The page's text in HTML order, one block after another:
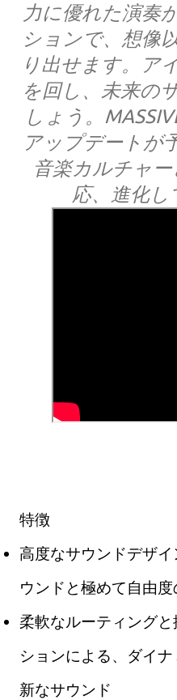
力に優れた演奏
ションで、想像
り出せます。ア
を回し、未来の
しょう。
アップデートが
音楽カルチャ
応、進化し
特徴
高度なサウンドデザ
ウンドと極めて自由
柔軟なルーティング
ションによる、ダイ
新なサウンド